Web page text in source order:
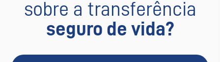
sobre a transferência
seguro de vida?